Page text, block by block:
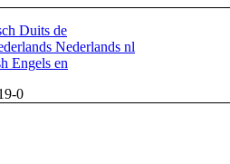
Duits de
Nederlands nl
Engels en
0